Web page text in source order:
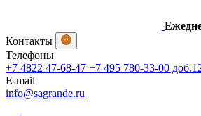
Контакты
Телефоны
+7 4822 47-68-47 +7 495 780-33-00
E-mail
info@sagrande.ru